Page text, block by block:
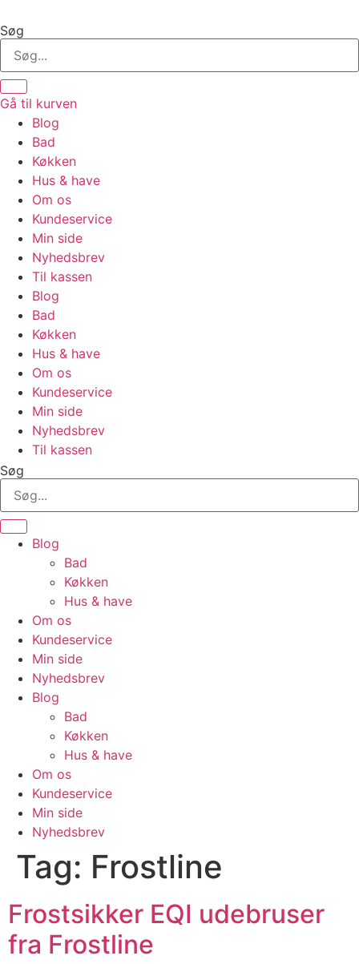
til
indhold
Søg
Gå til kurven
Blog
Bad
Køkken
Hus & have
Om os
Kundeservice
Min side
Nyhedsbrev
Til kassen
Blog
Bad
Køkken
Hus & have
Om os
Kundeservice
Min side
Nyhedsbrev
Til kassen
Søg
Blog
Bad
Køkken
Hus & have
Om os
Kundeservice
Min side
Nyhedsbrev
Blog
Bad
Køkken
Hus & have
Om os
Kundeservice
Min side
Nyhedsbrev
Tag: Frostline
Frostsikker EQI udebruser
fra Frostline